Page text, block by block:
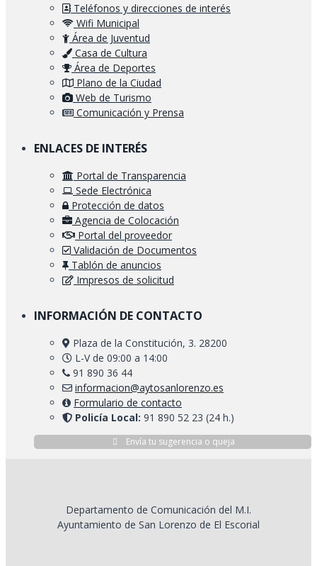
Teléfonos y direcciones de interés
Wifi Municipal
Área de Juventud
Casa de Cultura
Área de Deportes
Plano de la Ciudad
Web de Turismo
Comunicación y Prensa
ENLACES DE INTERÉS
Portal de Transparencia
Sede Electrónica
Protección de datos
Agencia de Colocación
Portal del proveedor
Validación de Documentos
Tablón de anuncios
Impresos de solicitud
INFORMACIÓN DE CONTACTO
Plaza de la Constitución, 3. 28200
L-V de 09:00 a 14:00
91 890 36 44
informacion@aytosanlorenzo.es
Formulario de contacto
Policía Local: 91 890 52 23 (24 h.)
Envía tu sugerencia o queja
Departamento de Comunicación del M.I.
Ayuntamiento de San Lorenzo de El Escorial